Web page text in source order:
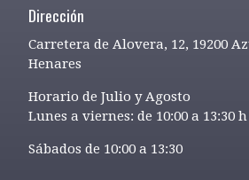
Dirección
Carretera de Alovera, 12, 19200
Henares
Horario de Julio y Agosto
Lunes a viernes: de 10:00 a 13:30 h
Sábados de 10:00 a 13:30